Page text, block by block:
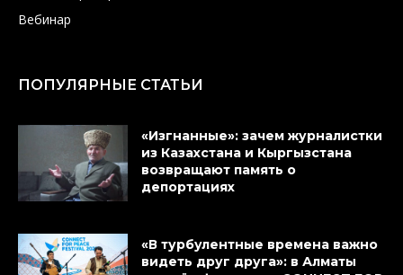
Вебинар
ПОПУЛЯРНЫЕ СТАТЬИ
«Изгнанные»: зачем журналистки
из Казахстана и Кыргызстана
возвращают память о
депортациях
«В турбулентные времена важно
видеть друг друга»: в Алматы